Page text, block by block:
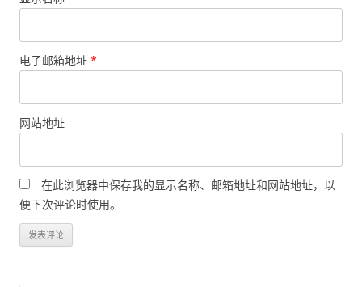
电子邮箱地址 *
网站地址
在此浏览器中保存我的显示名称、邮箱地址和网站地址，以
便下次评论时使用。